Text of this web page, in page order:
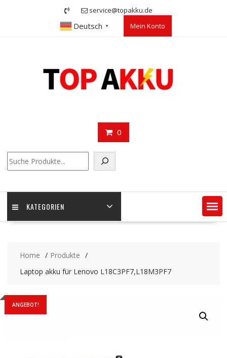
service@topakku.de
Deutsch ▼ Mein Konto
0
KATEGORIEN
Home
Produkte
Laptop akku für Lenovo L18C3PF7,L18M3PF7
ANGEBOT!